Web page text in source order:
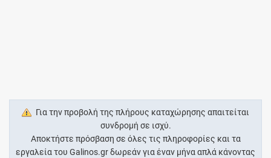
Για την προβολή της πλήρους καταχώρησης απαιτείται
συνδρομή σε ισχύ.
Αποκτήστε πρόσβαση σε όλες τις πληροφορίες και τα
εργαλεία του Galinos.gr δωρεάν για έναν μήνα απλά κάνοντας